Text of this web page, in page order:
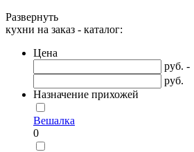
Развернуть
кухни на заказ - каталог:
Цена
руб. -
руб.
Назначение прихожей
Вешалка
0